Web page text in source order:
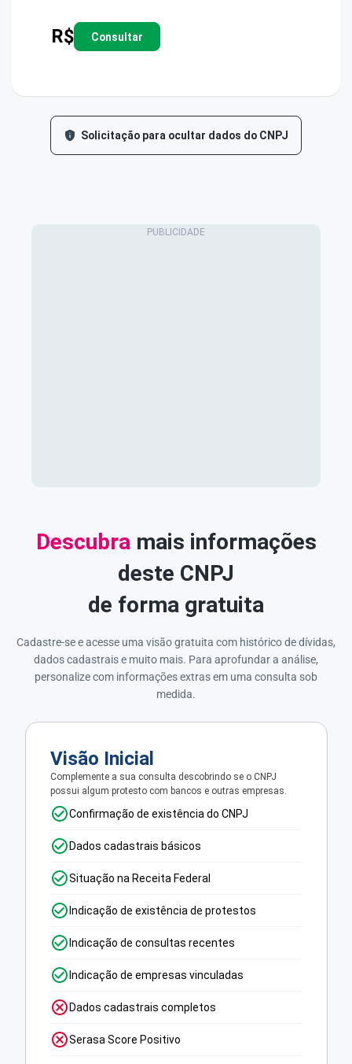
R$ Consultar
Solicitação para ocultar dados do CNPJ
Descubramais informações
deste CNPJ
de forma gratuita
Cadastre-se e acesse uma visão gratuita com histórico de dívidas,
dados cadastrais e muito mais. Para aprofundar a análise,
personalize com informações extras em uma consulta sob
medida.
Visão Inicial
Complemente a sua consulta descobrindo se o CNPJ
possui algum protesto com bancos e outras empresas.
Confirmação de existência do CNPJ
Dados cadastrais básicos
Situação na Receita Federal
Indicação de existência de protestos
Indicação de consultas recentes
Indicação de empresas vinculadas
Dados cadastrais completos
Serasa Score Positivo